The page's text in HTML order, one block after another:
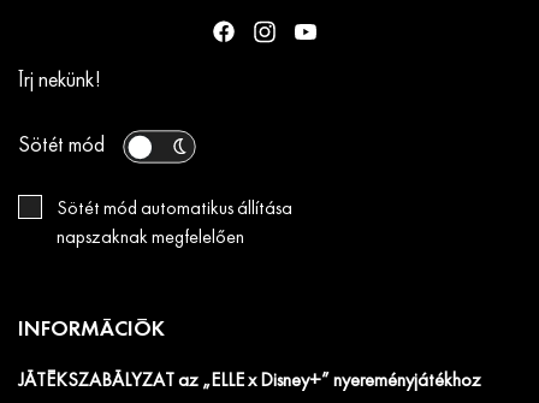
Írj nekünk!
Sötét mód
Sötét mód automatikus állítása
napszaknak megfelelően
INFORMÁCIÓK
JÁTÉKSZABÁLYZAT az „ELLE x Disney+” nyereményjátékhoz